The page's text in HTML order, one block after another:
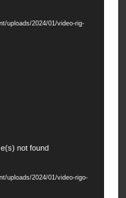
uploads/2024/01/video-rig-
not found
uploads/2024/01/video-rigo-